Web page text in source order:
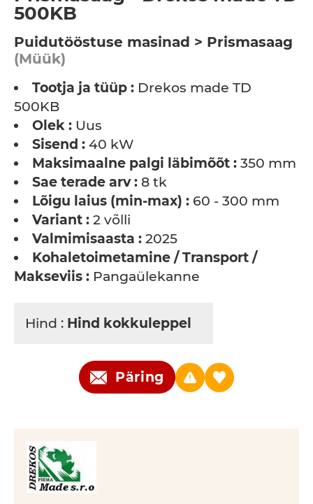
500KB
Puidutööstuse masinad > Prismasaag
(Müük)
Tootja ja tüüp : Drekos made TD
500KB
Olek : Uus
Sisend : 40 kW
Maksimaalne palgi läbimõõt : 350 mm
Sae terade arv : 8 tk
Lõigu laius (min-max) : 60 - 300 mm
Variant : 2 võlli
Valmimisaasta : 2025
Kohaletoimetamine / Transport /
Makseviis : Pangaülekanne
Hind : Hind kokkuleppel
Päring